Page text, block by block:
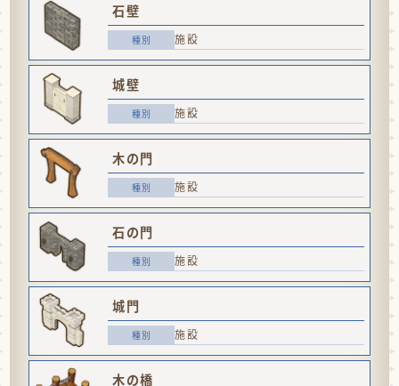
石壁
施設
城壁
施設
木の門
施設
石の門
施設
城門
施設
木の橋